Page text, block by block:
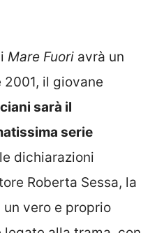
Mare Fuori avrà un
il giovane
sarà il
serie
dichiarazioni
Roberta Sessa, la
vero e proprio